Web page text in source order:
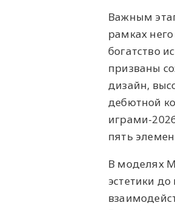
Важным
рамках
богатство
призваны
дизайн,
дебютной
играми-
пять
В моделях
эстетики